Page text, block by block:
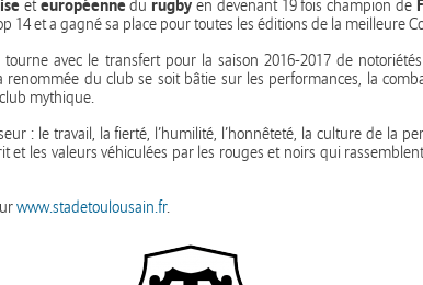
eteuropéennedu rugby en devenant 19 fois champion de
et a gagné sa place pour toutes les éditions de la meilleure
avec le transfert pour la saison 2016-2017 de
du club se soit bâtie sur les performances, la
mythique.
: le travail, la fierté, l’humilité, l’honnêteté, la culture de la
et les valeurs véhiculées par les rouges et noirs qui
www.stadetoulousain.fr.